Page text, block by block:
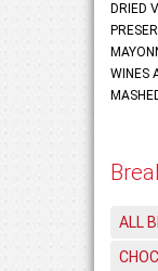
DRIED
WINES
ALL